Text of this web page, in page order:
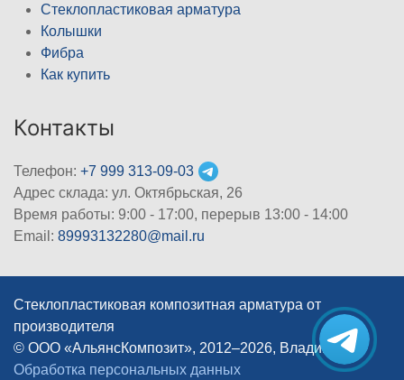
Стеклопластиковая арматура
Колышки
Фибра
Как купить
Контакты
Телефон: +7 999 313-09-03
Адрес склада: ул. Октябрьская, 26
Время работы: 9:00 - 17:00, перерыв 13:00 - 14:00
Email: 89993132280@mail.ru
Стеклопластиковая композитная арматура от
производителя
© ООО «АльянсКомпозит», 2012–2026, Владимир
Обработка персональных данных